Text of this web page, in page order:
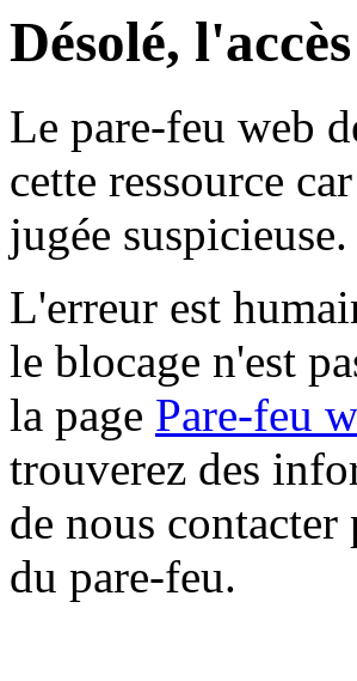
Désolé,
Le pare-feu web
cette ressource
jugée suspicieuse.
L'erreur est
le blocage n'est
la page Pare-feu
trouverez des
de nous contacter
du pare-feu.